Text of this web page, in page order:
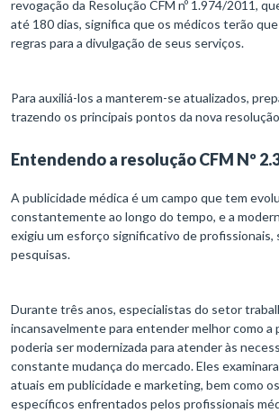
revogação da Resolução CFM nº 1.974/2011,
até 180 dias, significa que os médicos terão
regras para a divulgação de seus serviços.
Para auxiliá-los a manterem-se atualizados,
trazendo os principais pontos da nova
Entendendo a resolução CFM Nº
A publicidade médica é um campo que tem
constantemente ao longo do tempo, e a
exigiu um esforço significativo de profissionais,
pesquisas.
Durante três anos, especialistas do setor
incansavelmente para entender melhor como a
poderia ser modernizada para atender às
constante mudança do mercado. Eles
atuais em publicidade e marketing, bem como
específicos enfrentados pelos profissionais